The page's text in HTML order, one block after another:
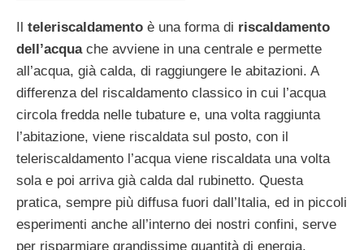
Il teleriscaldamento è una forma di riscaldamento
dell’acqua che avviene in una centrale e permette
all’acqua, già calda, di raggiungere le abitazioni. A
differenza del riscaldamento classico in cui l’acqua
circola fredda nelle tubature e, una volta raggiunta
l’abitazione, viene riscaldata sul posto, con il
teleriscaldamento l’acqua viene riscaldata una volta
sola e poi arriva già calda dal rubinetto. Questa
pratica, sempre più diffusa fuori dall’Italia, ed in piccoli
esperimenti anche all’interno dei nostri confini, serve
per risparmiare grandissime quantità di energia.